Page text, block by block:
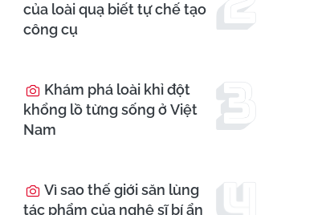
của loài quạ biết tự chế tạo
công cụ
Khám phá loài khỉ đột
khổng lồ từng sống ở Việt
Nam
Vì sao thế giới săn lùng
tác phẩm của nghệ sĩ bí ẩn